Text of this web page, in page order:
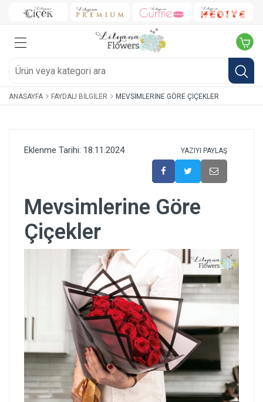
ANASAYFA FAYDALI BILGILER MEVSIMLERINE GÖRE ÇIÇEKLER
YAZIYI PAYLAŞ
Eklenme Tarihi: 18.11.2024
Mevsimlerine Göre
Çiçekler